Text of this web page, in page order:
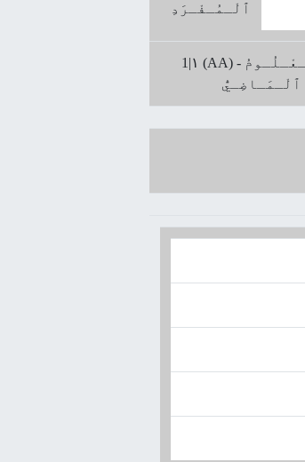
ﭐلْـمُـفْـرَدِ
1|۱ (AA) ﭐلْـمَـعْـلُـومُ -
ﭐلْـمَـاضِـيُّ